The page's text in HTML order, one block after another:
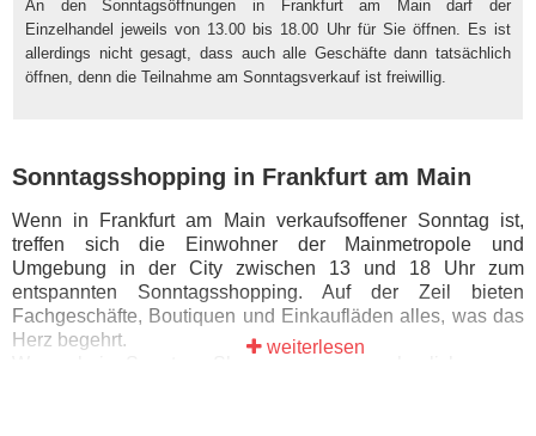
An den Sonntagsöffnungen in Frankfurt am Main darf der
Einzelhandel jeweils von 13.00 bis 18.00 Uhr für Sie öffnen. Es ist
allerdings nicht gesagt, dass auch alle Geschäfte dann tatsächlich
öffnen, denn die Teilnahme am Sonntagsverkauf ist freiwillig.
Sonntagsshopping in Frankfurt am Main
Wenn in Frankfurt am Main verkaufsoffener Sonntag ist,
treffen sich die Einwohner der Mainmetropole und
Umgebung in der City zwischen 13 und 18 Uhr zum
entspannten Sonntagsshopping. Auf der Zeil bieten
Fachgeschäfte, Boutiquen und Einkaufläden alles, was das
Herz begehrt.
weiterlesen